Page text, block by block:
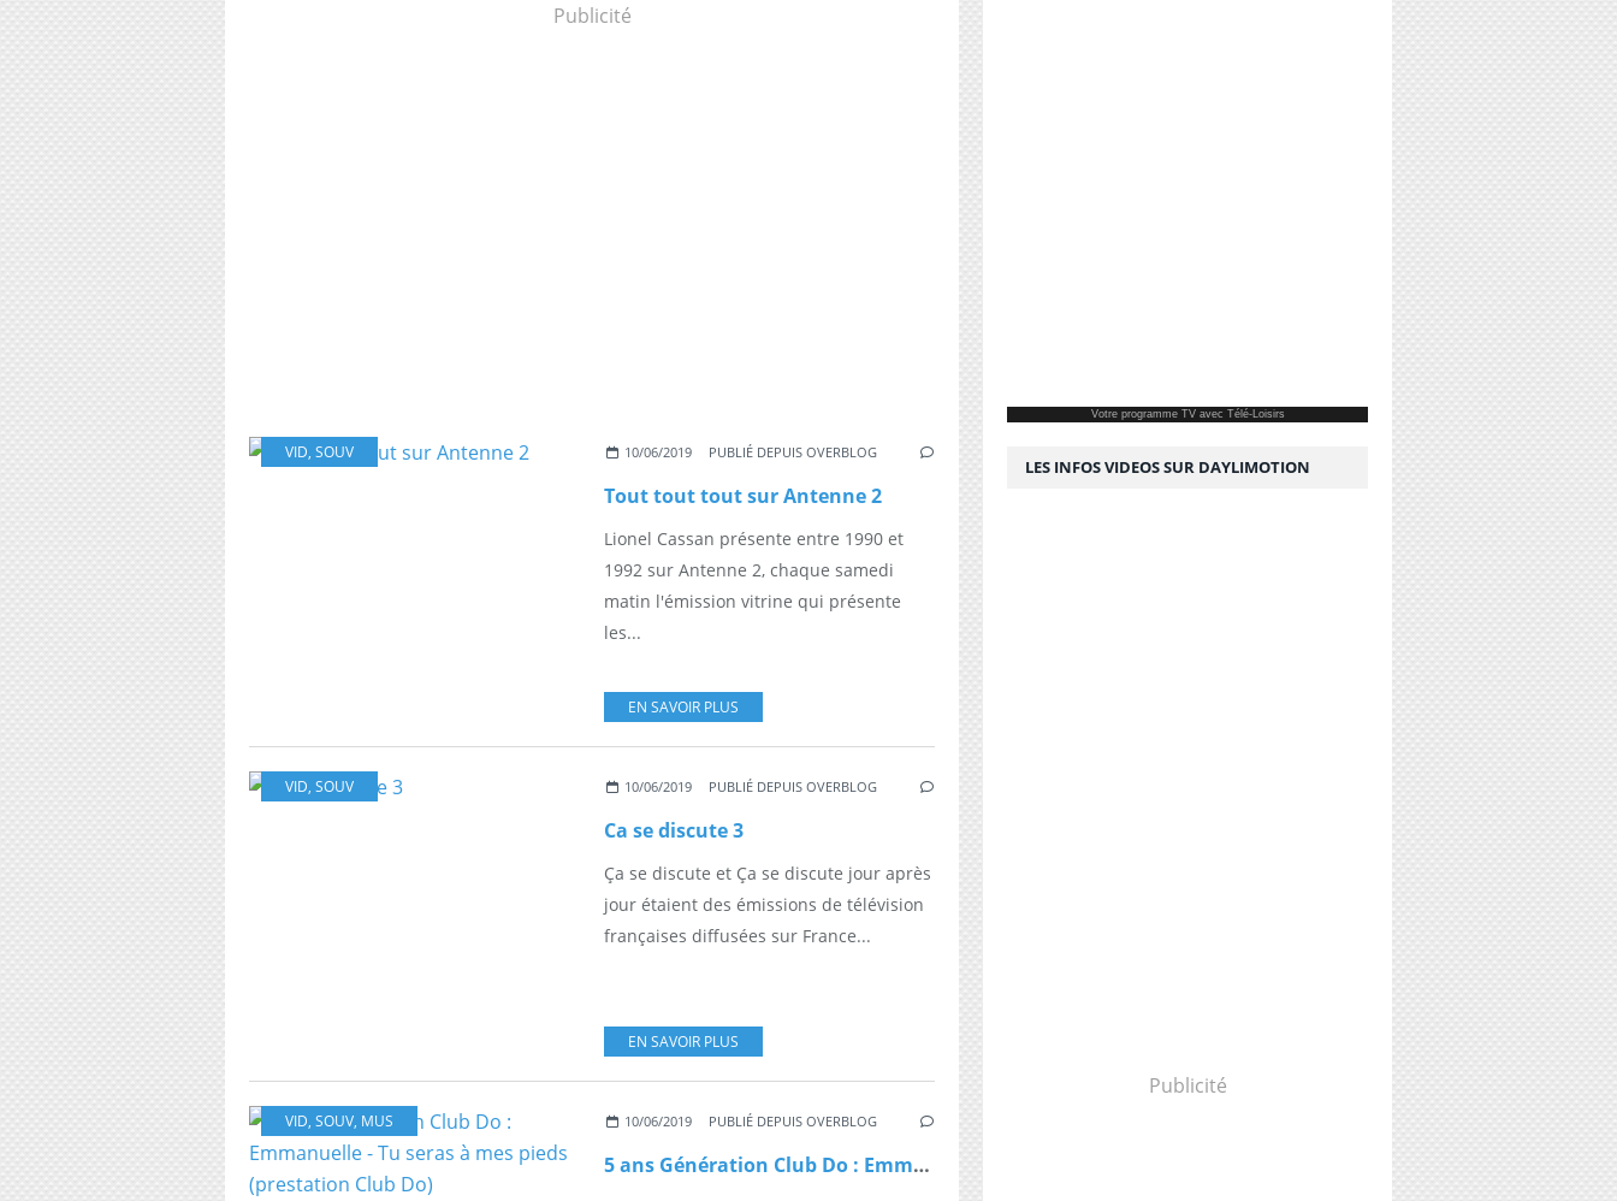
Publicité
VID, SOUV 10/06/2019 PUBLIÉ DEPUIS OVERBLOG
Tout tout tout sur Antenne 2
Lionel Cassan présente entre 1990 et
1992 sur Antenne 2, chaque samedi
matin l'émission vitrine qui présente
les...
EN SAVOIR PLUS
VID, SOUV 10/06/2019 PUBLIÉ DEPUIS OVERBLOG
Ca se discute 3
Ça se discute et Ça se discute jour après
jour étaient des émissions de télévision
françaises diffusées sur France...
EN SAVOIR PLUS
VID, SOUV, MUS 10/06/2019 PUBLIÉ DEPUIS OVERBLOG
5 ans Génération Club Do : Emmanuelle - Tu seras à mes pieds (prestation Club Do)
Votre programme TVavec Télé-Loisirs
LES INFOS VIDEOS SUR DAYLIMOTION
Publicité